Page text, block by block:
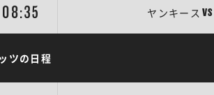
08:35 ヤンキース VS
ツの日程